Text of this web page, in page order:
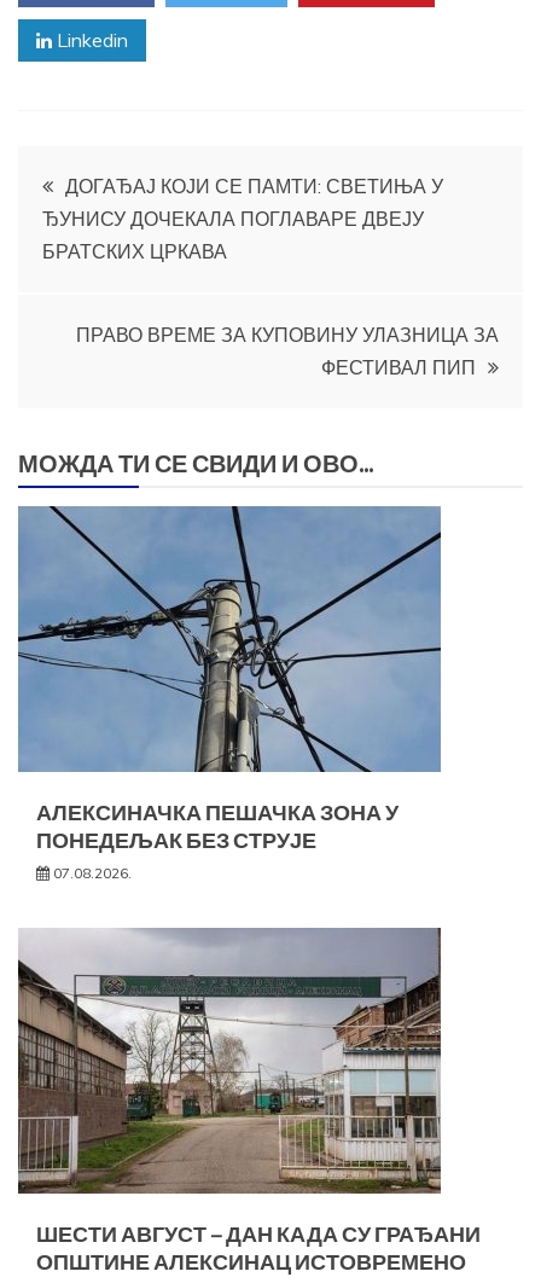
Linkedin
Кретање
чланка
ДОГАЂАЈ КОЈИ СЕ ПАМТИ: СВЕТИЊА У
ЂУНИСУ ДОЧЕКАЛА ПОГЛАВАРЕ ДВЕЈУ
БРАТСКИХ ЦРКАВА
ПРАВО ВРЕМЕ ЗА КУПОВИНУ УЛАЗНИЦА ЗА
ФЕСТИВАЛ ПИП
МОЖДА ТИ СЕ СВИДИ И ОВО...
АЛЕКСИНАЧКА ПЕШАЧКА ЗОНА У
ПОНЕДЕЉАК БЕЗ СТРУЈЕ
07.08.2026.
ШЕСТИ АВГУСТ – ДАН КАДА СУ ГРАЂАНИ
ОПШТИНЕ АЛЕКСИНАЦ ИСТОВРЕМЕНО